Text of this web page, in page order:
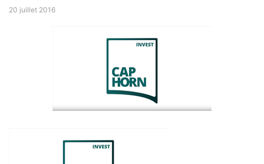
20 juillet 2016